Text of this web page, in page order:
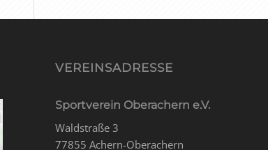
VEREINSADRESSE
Sportverein Oberachern e.V.
Waldstraße 3
77855 Achern-Oberachern